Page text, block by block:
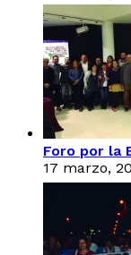
Foro por la
17 marzo,